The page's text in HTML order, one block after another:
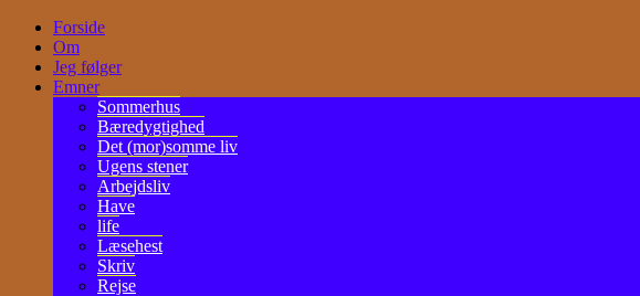
Forside
Om
Jeg følger
Emner
Sommerhus
Bæredygtighed
Det (mor)somme liv
Ugens stener
Arbejdsliv
Have
life
Læsehest
Skriv
Rejse